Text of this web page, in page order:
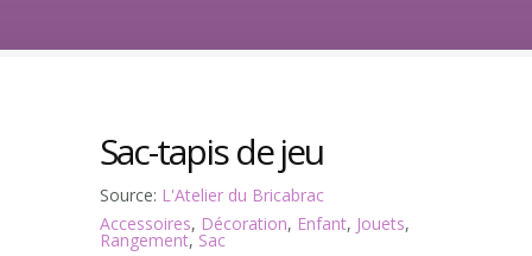
Sac-tapis de jeu
Source: L'Atelier du Bricabrac
Accessoires, Décoration, Enfant, Jouets,
Rangement, Sac